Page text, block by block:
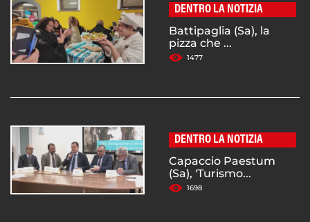
DENTRO LA NOTIZIA
Battipaglia (Sa), la
pizza che ...
1477
DENTRO LA NOTIZIA
Capaccio Paestum
(Sa), 'Turismo...
1698